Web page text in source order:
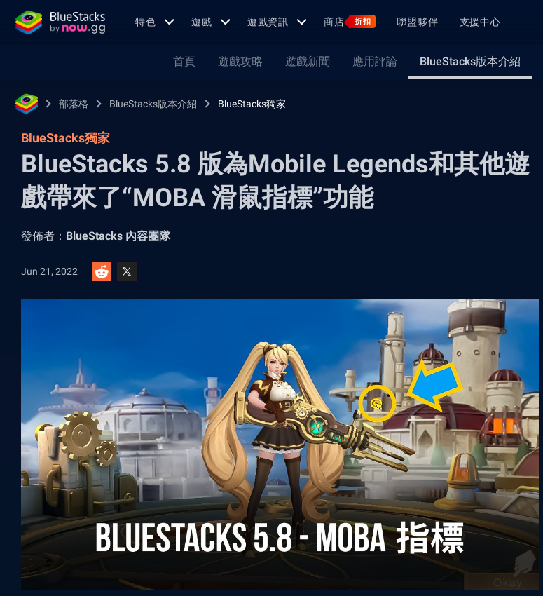
特色 遊戲 遊戲資訊 商店 折扣 聯盟夥伴 支援中心
首頁 遊戲攻略 遊戲新聞 應用評論 BlueStacks版本介紹
部落格 BlueStacks版本介紹 BlueStacks獨家
BlueStacks獨家
BlueStacks 5.8 版為Mobile Legends和其他遊
戲帶來了“MOBA 滑鼠指標”功能
發佈者： BlueStacks 內容團隊
Jun 21, 2022